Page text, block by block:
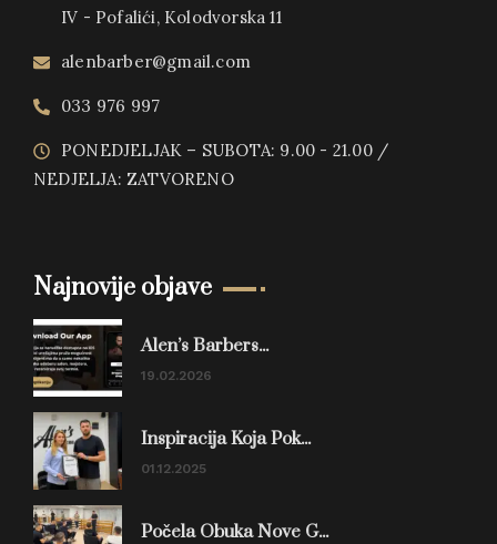
IV - Pofalići, Kolodvorska 11
alenbarber@gmail.com
033 976 997
PONEDJELJAK – SUBOTA: 9.00 - 21.00 /
NEDJELJA: ZATVORENO
Najnovije objave
Alen’s Barbers...
19.02.2026
Inspiracija Koja Pok...
01.12.2025
Počela Obuka Nove G...